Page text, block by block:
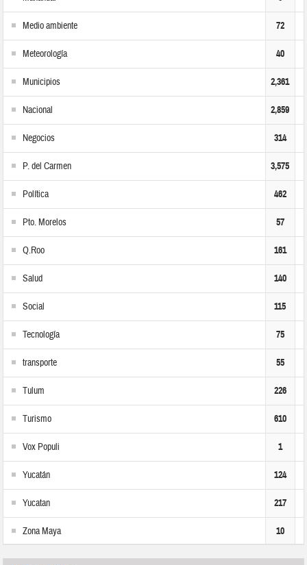
Medio ambiente 72
Meteorología 40
Municipios 2,361
Nacional 2,859
Negocios 314
P. del Carmen 3,575
Política 462
Pto. Morelos 57
Q.Roo 161
Salud 140
Social 115
Tecnología 75
transporte 55
Tulum 226
Turismo 610
Vox Populi 1
Yucatán 124
Yucatan 217
Zona Maya 10